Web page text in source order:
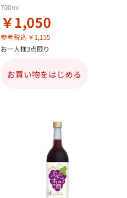
700ml
￥1,050
参考税込 ￥1,155
お一人様3点限り
お買い物をはじめる